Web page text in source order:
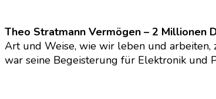
Theo Stratmann Vermögen – 2 Millionen
Art und Weise, wie wir leben und
war seine Begeisterung für Elektronik und